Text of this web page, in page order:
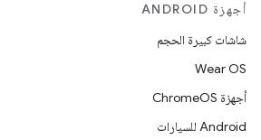
أجهزة ANDROID
شاشات كبيرة الحجم
Wear OS
أجهزة ChromeOS
Android للسيارات